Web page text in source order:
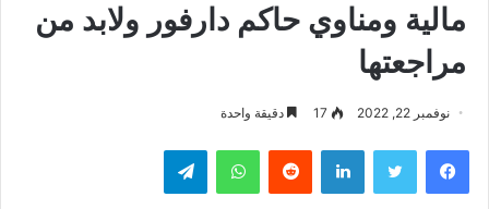
مالية ومناوي حاكم دارفور ولابد من
مراجعتها
نوفمبر 22, 2022 17 دقيقة واحدة
فيسبوك تويتر لينكدإن واتساب تيلقرام